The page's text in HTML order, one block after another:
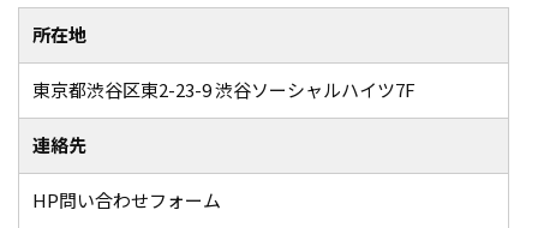
所在地
東京都渋谷区東2-23-9 渋谷ソーシャルハイツ7F
連絡先
HP問い合わせフォーム